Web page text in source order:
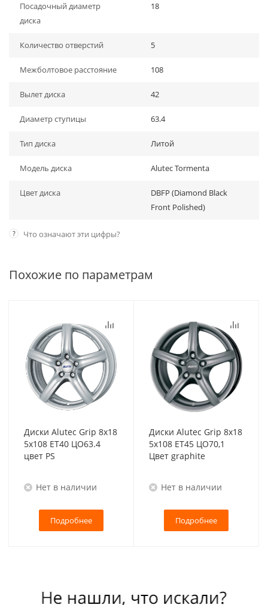
Посадочный диаметр
диска
18
Количество отверстий 5
Межболтовое расстояние 108
Вылет диска 42
Диаметр ступицы 63.4
Тип диска Литой
Модель диска Alutec Tormenta
Цвет диска
DBFP (Diamond Black
Front Polished)
? Что означают эти цифры?
Похожие по параметрам
Диски Alutec Grip 8x18
5x108 ET40 ЦО63.4
цвет PS
Нет в наличии
Подробнее
Диски Alutec Grip 8x18
5x108 ET45 ЦО70,1
Цвет graphite
Нет в наличии
Подробнее